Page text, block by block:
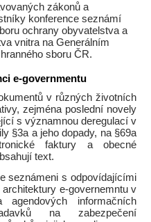
zákonů a
konference seznámí
ochrany obyvatelstva a
vnitra na Generálním
sboru ČR.
e-governmentu
v různých životních
zejména poslední novely
s významnou deregulací v
§3a a jeho dopady, na §69a
faktury a obecné
text.
seznámeni s odpovídajícími
e-governemntu v
informačních
na zabezpečení